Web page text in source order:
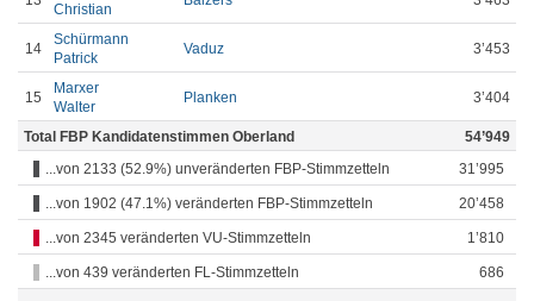
Christian
14
Schürmann
Patrick
Vaduz 3’453
15
Marxer
Walter
Planken 3’404
Total FBP Kandidatenstimmen Oberland
54’949
...von 2133 (52.9%) unveränderten FBP-Stimmzetteln
31’995
...von 1902 (47.1%) veränderten FBP-Stimmzetteln 20’458
...von 2345 veränderten VU-Stimmzetteln 1’810
...von 439 veränderten FL-Stimmzetteln 686